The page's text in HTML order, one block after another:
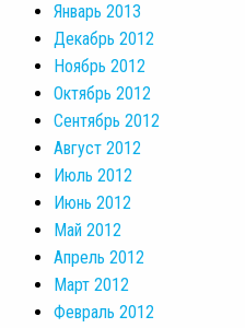
Январь 2013
Декабрь 2012
Ноябрь 2012
Октябрь 2012
Сентябрь 2012
Август 2012
Июль 2012
Июнь 2012
Май 2012
Апрель 2012
Март 2012
Февраль 2012